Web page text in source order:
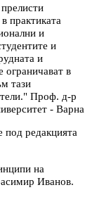
практиката
и
и
и
ограничават в
тази
Проф. д-р
- Варна
под редакцията
на
Иванов.